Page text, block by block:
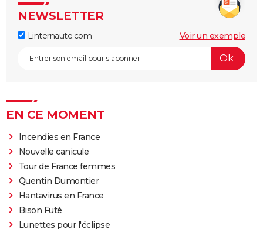
NEWSLETTER
Linternaute.com Voir un exemple
EN CE MOMENT
Incendies en France
Nouvelle canicule
Tour de France femmes
Quentin Dumontier
Hantavirus en France
Bison Futé
Lunettes pour l'éclipse